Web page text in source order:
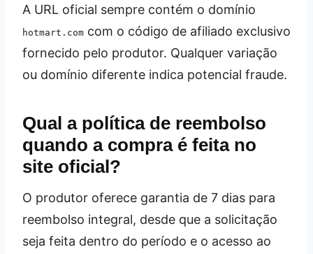
A URL oficial sempre contém o domínio
hotmart.com com o código de afiliado exclusivo
fornecido pelo produtor. Qualquer variação
ou domínio diferente indica potencial fraude.
Qual a política de reembolso
quando a compra é feita no
site oficial?
O produtor oferece garantia de 7 dias para
reembolso integral, desde que a solicitação
seja feita dentro do período e o acesso ao